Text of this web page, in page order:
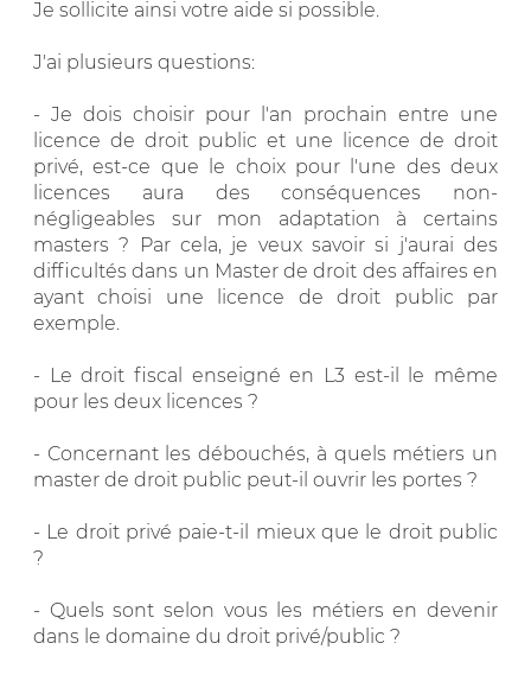
Je sollicite ainsi votre aide si possible.
J'ai plusieurs questions:
- Je dois choisir pour l'an prochain entre une
licence de droit public et une licence de droit
privé, est-ce que le choix pour l'une des deux
licences aura des conséquences non-
négligeables sur mon adaptation à certains
masters ? Par cela, je veux savoir si j'aurai des
difficultés dans un Master de droit des affaires en
ayant choisi une licence de droit public par
exemple.
- Le droit fiscal enseigné en L3 est-il le même
pour les deux licences ?
- Concernant les débouchés, à quels métiers un
master de droit public peut-il ouvrir les portes ?
- Le droit privé paie-t-il mieux que le droit public
?
- Quels sont selon vous les métiers en devenir
dans le domaine du droit privé/public ?